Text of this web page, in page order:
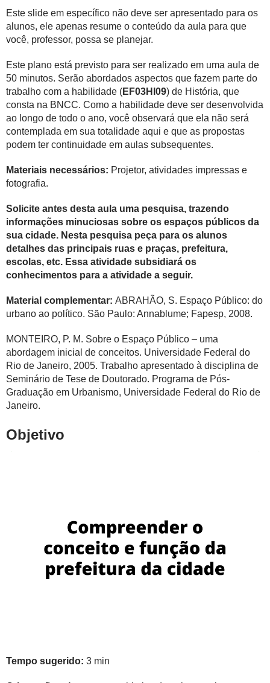
Este slide em específico não deve ser apresentado para os
alunos, ele apenas resume o conteúdo da aula para que
você, professor, possa se planejar.
Este plano está previsto para ser realizado em uma aula de
50 minutos. Serão abordados aspectos que fazem parte do
trabalho com a habilidade (EF03HI09) de História, que
consta na BNCC. Como a habilidade deve ser desenvolvida
ao longo de todo o ano, você observará que ela não será
contemplada em sua totalidade aqui e que as propostas
podem ter continuidade em aulas subsequentes.
Materiais necessários: Projetor, atividades impressas e
fotografia.
Solicite antes desta aula uma pesquisa, trazendo
informações minuciosas sobre os espaços públicos da
sua cidade. Nesta pesquisa peça para os alunos
detalhes das principais ruas e praças, prefeitura,
escolas, etc. Essa atividade subsidiará os
conhecimentos para a atividade a seguir.
Material complementar: ABRAHÃO, S. Espaço Público: do
urbano ao político. São Paulo: Annablume; Fapesp, 2008.
MONTEIRO, P. M. Sobre o Espaço Público – uma
abordagem inicial de conceitos. Universidade Federal do
Rio de Janeiro, 2005. Trabalho apresentado à disciplina de
Seminário de Tese de Doutorado. Programa de Pós-
Graduação em Urbanismo, Universidade Federal do Rio de
Janeiro.
Objetivo
Tempo sugerido: 3 min